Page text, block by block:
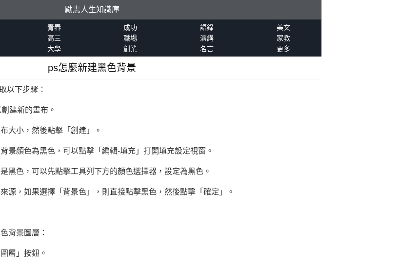
勵志人生知識庫
青春 成功 語錄
美文
高三 職場 演講
家教
大學 創業 名言 更多
ps怎麼新建黑色背景
以下步驟：
建新的畫布。
大小，然後點擊「創建」。
景顏色為黑色，可以點擊「編輯-填充」打開填充設定視窗。
黑色，可以先點擊工具列下方的顏色選擇器，設定為黑色。
源，如果選擇「背景色」，則直接點擊黑色，然後點擊「確定」。
背景圖層：
層」按鈕。